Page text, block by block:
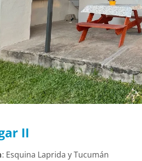
II
: Esquina Laprida y Tucumán